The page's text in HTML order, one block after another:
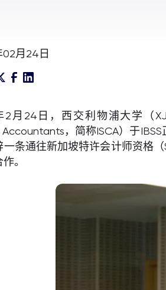
月24日
2月24日，西交利物浦大学（
，简称ISCA）于
一条通往新加坡特许会计师资格
。